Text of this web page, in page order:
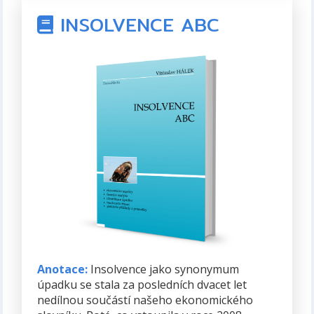
Autor:
Ing. Svatopluk Mareš, CSc., doc. PaedDr.
MBA, Ing. Vladimír Krupka
978-80-89364-34-3
PDF, 672 stran
INSOLVENCE ABC
Anotace:Insolvence jako synonymum
úpadku se stala za posledních dvacet let
nedílnou součástí našeho ekonomického